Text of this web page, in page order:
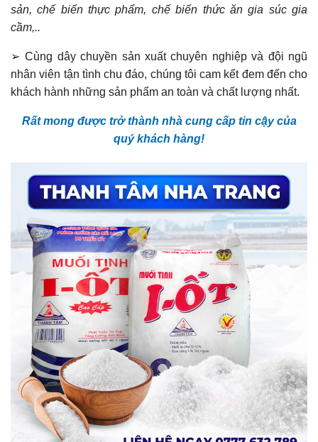
sản, chế biến thực phẩm, chế biến thức ăn gia súc gia
cầm,..
➢Cùng dây chuyền sản xuất chuyên nghiệp và đội ngũ
nhân viên tận tình chu đáo, chúng tôi cam kết đem đến cho
khách hành những sản phẩm an toàn và chất lượng nhất.
Rất mong được trở thành nhà cung cấp tin cậy của
quý khách hàng!